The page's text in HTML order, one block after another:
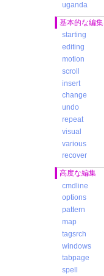
uganda
基本的な編集
starting
editing
motion
scroll
insert
change
undo
repeat
visual
various
recover
高度な編集
cmdline
options
pattern
map
tagsrch
windows
tabpage
spell